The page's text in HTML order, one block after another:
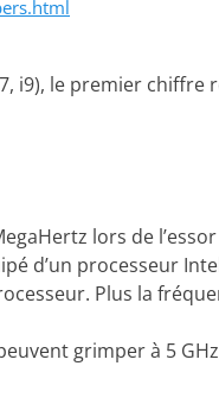
i9), le premier chiffre
lors de
d’un processeur
Plus la
grimper à 5